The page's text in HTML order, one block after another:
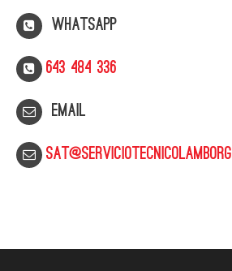
WhatsApp
643 484 336
Email